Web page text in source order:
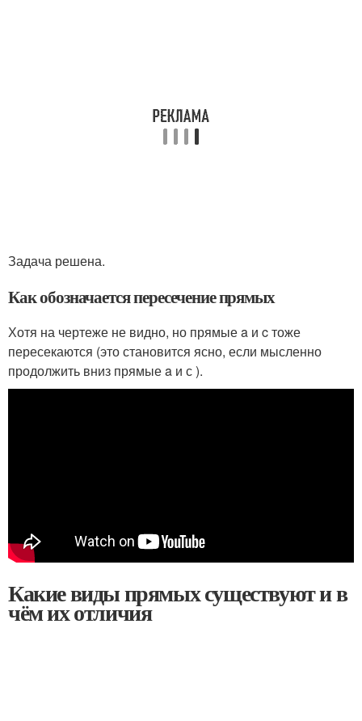
Задача решена.
Как обозначается пересечение прямых
Хотя на чертеже не видно, но прямые a и c тоже
пересекаются (это становится ясно, если мысленно
продолжить вниз прямые a и с ).
Какие виды прямых существуют и в
чём их отличия